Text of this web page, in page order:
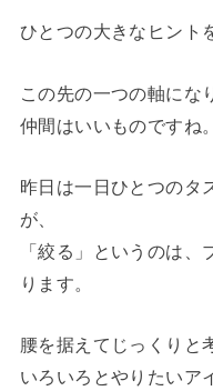
ひとつの大きなヒント
この先の一つの軸にな
仲間はいいものですね。
昨日は一日ひとつのタ
が、
「絞る」というのは
ります。
腰を据えてじっくりと
いろいろとやりたいア